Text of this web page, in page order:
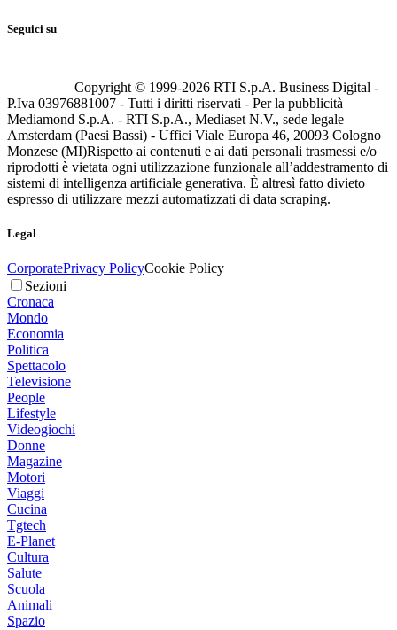
Seguici su
Copyright © 1999-2026 RTI S.p.A. Business Digital -
P.Iva 03976881007 - Tutti i diritti riservati - Per la pubblicità
Mediamond S.p.A. - RTI S.p.A., Mediaset N.V., sede legale
Amsterdam (Paesi Bassi) - Uffici Viale Europa 46, 20093 Cologno
Monzese (MI)Rispetto ai contenuti e ai dati personali trasmessi e/o
riprodotti è vietata ogni utilizzazione funzionale all’addestramento di
sistemi di intelligenza artificiale generativa. È altresì fatto divieto
espresso di utilizzare mezzi automatizzati di data scraping.
Legal
CorporatePrivacy PolicyCookie Policy
Sezioni
Cronaca
Mondo
Economia
Politica
Spettacolo
Televisione
People
Lifestyle
Videogiochi
Donne
Magazine
Motori
Viaggi
Cucina
Tgtech
E-Planet
Cultura
Salute
Scuola
Animali
Spazio